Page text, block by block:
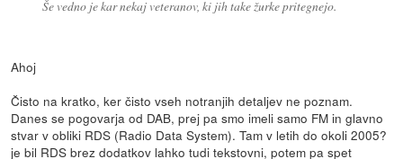
Še vedno je kar nekaj veteranov, ki jih take žurke pritegnejo.
Ahoj
Čisto na kratko, ker čisto vseh notranjih detaljev ne poznam.
Danes se pogovarja od DAB, prej pa smo imeli samo FM in glavno
stvar v obliki RDS (Radio Data System). Tam v letih do okoli 2005?
je bil RDS brez dodatkov lahko tudi tekstovni, potem pa spet